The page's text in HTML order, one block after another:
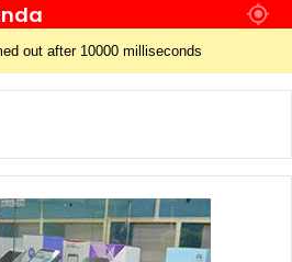
out after 10000 milliseconds